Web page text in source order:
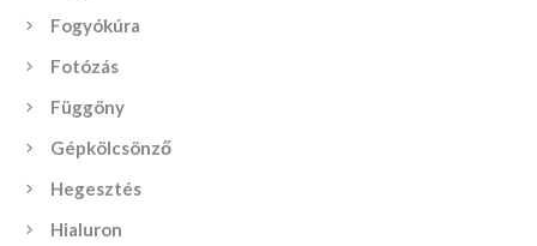
Fogyókúra
Fotózás
Függöny
Gépkölcsönző
Hegesztés
Hialuron